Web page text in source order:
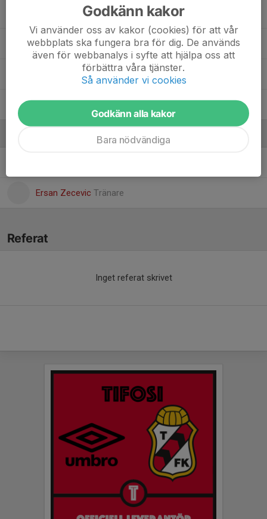
Olle Väisänen
Dolt namn
Stefan Johansson
Ersan Zecevic Tränare
Referat
Inget referat skrivet
Godkänn kakor
Vi använder oss av kakor (cookies) för att vår
webbplats ska fungera bra för dig. De används
även för webbanalys i syfte att hjälpa oss att
förbättra våra tjänster.
Så använder vi cookies
Godkänn alla kakor
Bara nödvändiga